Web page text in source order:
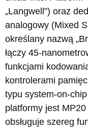
„Langwell”) oraz
analogowy (Mixed
określany nazwą
łączy 45-
funkcjami
kontrolerami
typu system-on-
platformy jest
obsługuje szereg